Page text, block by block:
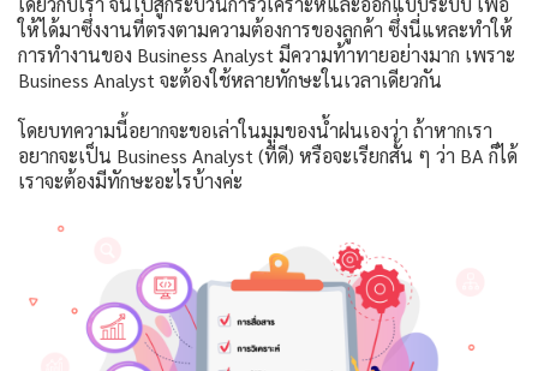
ให้ได้มาซึ่งงานที่ตรงตามความต้องการของลูกค้า ซึ่งนี่แหละทำให้
การทำงานของ Business Analyst มีความท้าทายอย่างมาก เพราะ
Business Analyst จะต้องใช้หลายทักษะในเวลาเดียวกัน
โดยบทความนี้อยากจะขอเล่าในมุมของน้ำฝนเองว่า ถ้าหากเรา
อยากจะเป็น Business Analyst (ที่ดี) หรือจะเรียกสั้น ๆ ว่า BA ก็ได้
เราจะต้องมีทักษะอะไรบ้างค่ะ